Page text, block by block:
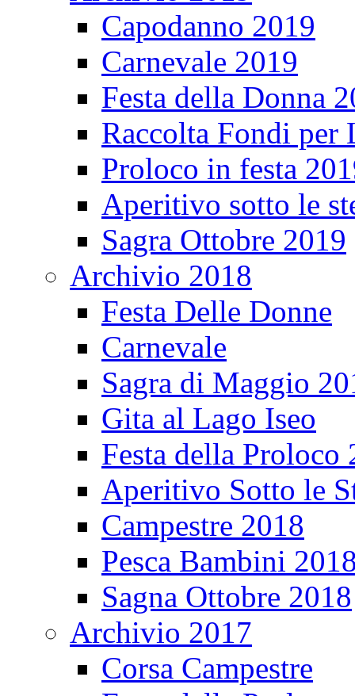
Capodanno 2019
Carnevale 2019
Festa della Donna
Raccolta Fondi per
Proloco in festa
Aperitivo sotto le
Sagra Ottobre 2019
Archivio 2018
Festa Delle Donne
Carnevale
Sagra di Maggio
Gita al Lago Iseo
Festa della Proloco
Aperitivo Sotto le
Campestre 2018
Pesca Bambini
Sagna Ottobre 2018
Archivio 2017
Corsa Campestre